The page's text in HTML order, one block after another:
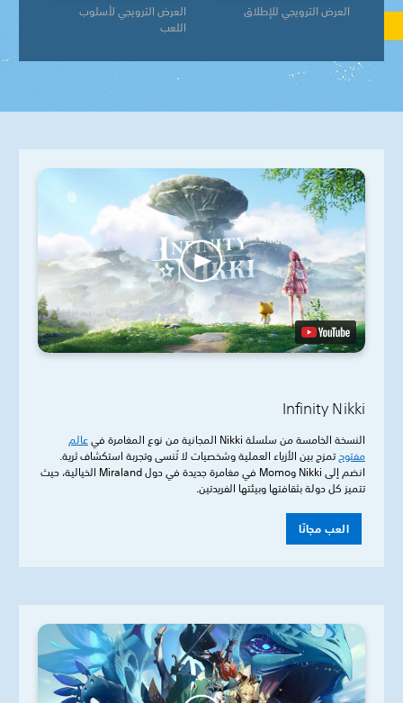
العرض الترويجي لأسلوب
اللعب
العرض الترويجي للإطلاق
Infinity Nikki
النسخة الخامسة من سلسلة Nikki المجانية من نوع المغامرة في
عالم
مفتوحتمزج بين الأزياء العملية وشخصيات لا تُنسى وتجربة استكشاف ثرية.
انضم إلى Nikki وMomo في مغامرة جديدة في دول Miraland الخيالية، حيث
تتميز كل دولة بثقافتها وبيئتها الفريدتين.
العب مجانًا